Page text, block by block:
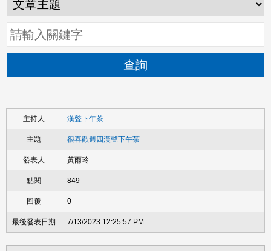
查詢
漢聲下午茶
很喜歡週四漢聲下午茶
黃雨玲
849
0
7/13/2023 12:25:57 PM